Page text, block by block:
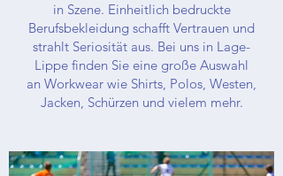
in Szene. Einheitlich bedruckte
Berufsbekleidung schafft Vertrauen und
strahlt Seriosität aus. Bei uns in Lage-
Lippe finden Sie eine große Auswahl
an Workwear wie Shirts, Polos, Westen,
Jacken, Schürzen und vielem mehr.